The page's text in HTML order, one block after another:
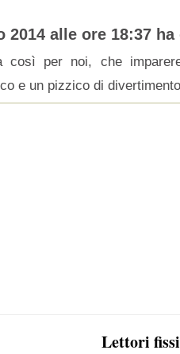
alle ore 18:37 ha
per noi, che
e un pizzico di
Lettori fissi